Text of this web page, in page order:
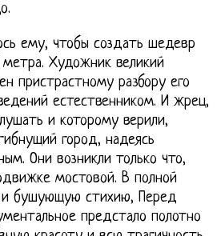
ему, чтобы создать шедевр
Художник великий
пристрастному разбору его
естественником. И жрец,
и которому верили,
город, надеясь
Они возникли только что,
мостовой. В полной
бушующую стихию, Перед
предстало полотно